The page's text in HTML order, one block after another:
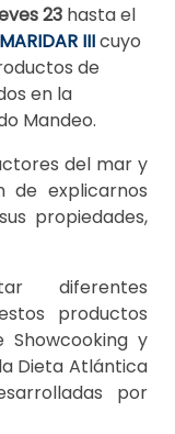
23 hasta el
MARIDAR IIIcuyo
de
en la
Mandeo.
del mar y
explicarnos
propiedades,
diferentes
productos
Showcooking y
Dieta Atlántica
por